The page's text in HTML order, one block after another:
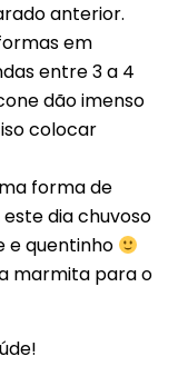
anterior.
em
entre 3 a 4
dão imenso
colocar
forma de
dia chuvoso
quentinho
marmita para o